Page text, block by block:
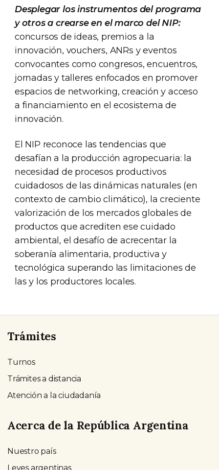
Desplegar los instrumentos del programa
y otros a crearse en el marco del NIP:
concursos de ideas, premios a la
innovación, vouchers, ANRs y eventos
convocantes como congresos, encuentros,
jornadas y talleres enfocados en promover
espacios de networking, creación y acceso
a financiamiento en el ecosistema de
innovación.
El NIP reconoce las tendencias que
desafían a la producción agropecuaria: la
necesidad de procesos productivos
cuidadosos de las dinámicas naturales (en
contexto de cambio climático), la creciente
valorización de los mercados globales de
productos que acrediten ese cuidado
ambiental, el desafío de acrecentar la
soberanía alimentaria, productiva y
tecnológica superando las limitaciones de
las y los productores locales.
Trámites
Turnos
Trámites a distancia
Atención a la ciudadanía
Acerca de la República Argentina
Nuestro país
Leyes argentinas